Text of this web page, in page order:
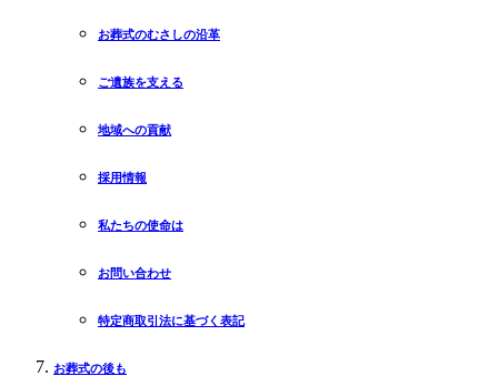
お葬式のむさしの沿革
ご遺族を支える
地域への貢献
採用情報
私たちの使命は
お問い合わせ
特定商取引法に基づく表記
お葬式の後も